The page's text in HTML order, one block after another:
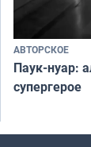
АВТОРСКОЕ
Паук-нуар:
супергерое